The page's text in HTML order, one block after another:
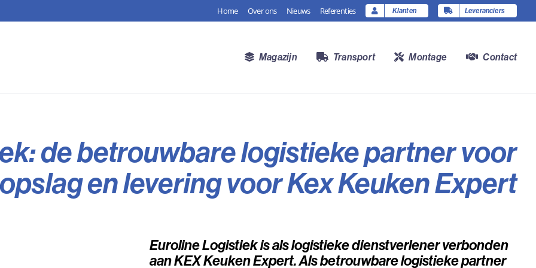
Home Over ons Nieuws Referenties Klanten Leveranciers
Magazijn Transport Montage Contact
de betrouwbare logistieke partner voor
en levering voor Kex Keuken Expert
Euroline Logistiek is als logistieke dienstverlener verbonden
aan KEX Keuken Expert. Als betrouwbare logistieke partner